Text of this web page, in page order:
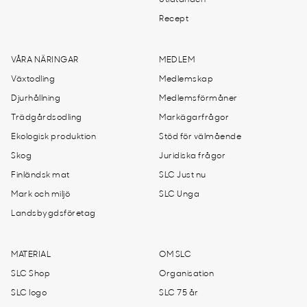
Recept
VÅRA NÄRINGAR
Växtodling
Djurhållning
Trädgårdsodling
Ekologisk produktion
Skog
Finländsk mat
Mark och miljö
Landsbygdsföretag
MEDLEM
Medlemskap
Medlemsförmåner
Markägarfrågor
Stöd för välmående
Juridiska frågor
SLC Just nu
SLC Unga
MATERIAL
SLC Shop
SLC logo
OM SLC
Organisation
SLC 75 år